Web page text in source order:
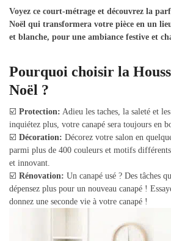
Voyez ce court-métrage et découvrez la
Noël qui transformera votre pièce en un
et blanche, pour une ambiance festive et
Pourquoi choisir la
Noël ?
☑️ Protection: Adieu les taches, la saleté et
inquiétez plus, votre canapé sera toujours en
☑️ Décoration: Décorez votre salon en
parmi plus de 400 couleurs et motifs
et innovant.
☑️ Rénovation: Un canapé usé ? Des tâches
dépensez plus pour un nouveau canapé !
donnez une seconde vie à votre canapé !